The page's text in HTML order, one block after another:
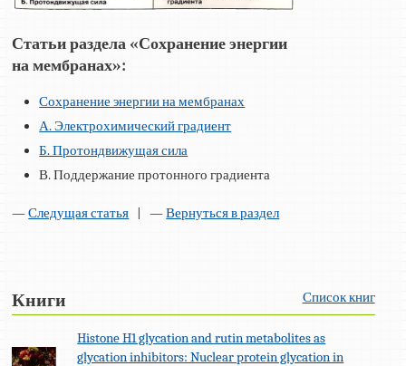
Статьи раздела «Сохранение энергии
на мембранах»:
Сохранение энергии на мембранах
А. Электрохимический градиент
Б. Протондвижущая сила
В. Поддержание протонного градиента
—Следущая статья | —Вернуться в раздел
Книги Список книг
Histone H1 glycation and rutin metabolites as
glycation inhibitors: Nuclear protein glycation in